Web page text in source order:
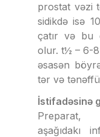
prostat vəzi
sidikdə isə
çatır və bu
olur. t½ – 6-8
əsasən
tər və
İstifadəsinə
Preparat,
aşağıdakı